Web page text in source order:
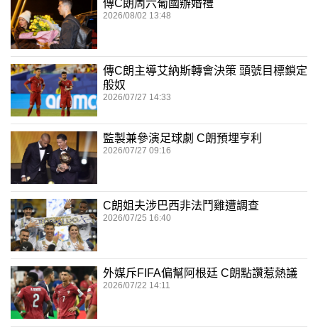
傳C朗周六葡國辦婚禮
2026/08/02 13:48
傳C朗主導艾納斯轉會決策 頭號目標鎖定
般奴
2026/07/27 14:33
監製兼參演足球劇 C朗預埋亨利
2026/07/27 09:16
C朗姐夫涉巴西非法鬥雞遭調查
2026/07/25 16:40
外媒斥FIFA偏幫阿根廷 C朗點讚惹熱議
2026/07/22 14:11